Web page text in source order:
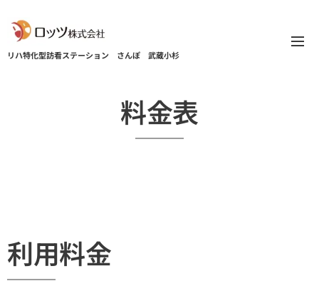
リハ特化型訪看ステーション さんぽ 武蔵小杉
料金表
利用料金